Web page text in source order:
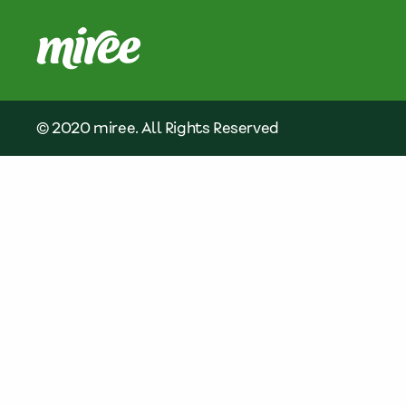
© 2020 miree. All Rights Reserved